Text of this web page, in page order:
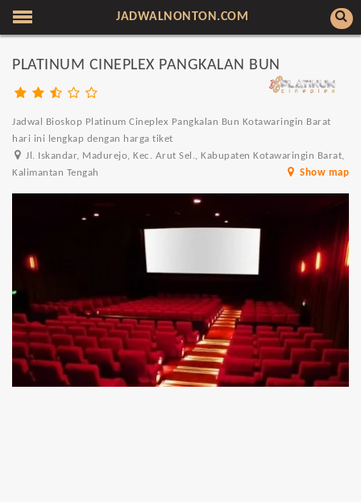
JADWALNONTON.COM
PLATINUM CINEPLEX PANGKALAN BUN
Jadwal Bioskop Platinum Cineplex Pangkalan Bun Kotawaringin Barat
hari ini lengkap dengan harga tiket
Jl. Iskandar, Madurejo, Kec. Arut Sel., Kabupaten Kotawaringin Barat,
Kalimantan Tengah
Show map